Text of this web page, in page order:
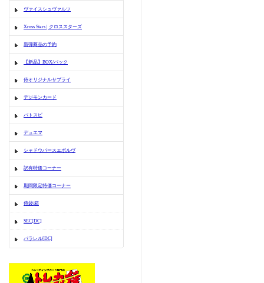
ヴァイスシュヴァルツ
Xross Stars | クロススターズ
新弾商品の予約
【新品】BOX/パック
侍オリジナルサプライ
デジモンカード
バトスピ
デュエマ
シャドウバースエボルヴ
訳有特価コーナー
期間限定特価コーナー
侍袋/箱
SEC[DC]
パラレル[DC]